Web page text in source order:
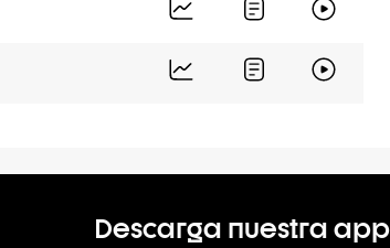
Descarga nuestra app